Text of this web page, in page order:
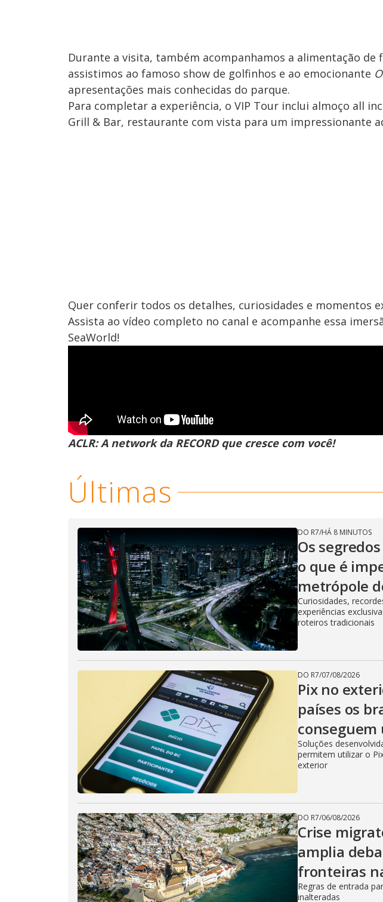
Durante a visita, também acompanhamos a alimentação de
assistimos ao famoso show de golfinhos e ao emocionante
apresentações mais conhecidas do parque.
Para completar a experiência, o VIP Tour inclui almoço all
Grill & Bar, restaurante com vista para um impressionante
Quer conferir todos os detalhes, curiosidades e momentos
Assista ao vídeo completo no canal e acompanhe essa
SeaWorld!
ACLR: A network da RECORD que cresce com você!
Últimas
DO R7/HÁ 8 MINUTOS
Os
o que é
metrópole
Curiosidades,
experiências
roteiros tradicionais
DO R7/07/08/2026
Pix no
países os
conseguem
Soluções
permitem utilizar o
exterior
DO R7/06/08/2026
Crise
amplia
fronteiras
Regras de entrada
inalteradas